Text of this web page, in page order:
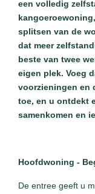
een volledig
splitsen van de
dat meer
beste van twee
eigen plek. Voeg
voorzieningen en
toe, en u ontdekt
samenkomen en
Hoofdwoning -
De entree geeft u